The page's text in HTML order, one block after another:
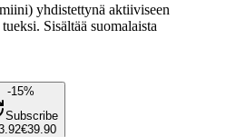
yhdistettynä aktiiviseen
Sisältää suomalaista
-15%
Subscribe
€39.90